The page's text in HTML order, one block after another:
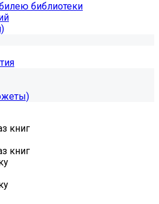
библиотеки
книг
книг